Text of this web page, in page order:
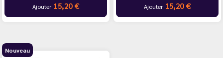
Ajouter 15,20 € Ajouter 15,20 €
Nouveau